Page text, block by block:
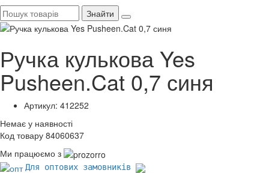
Знайти
Ручка кулькова Yes
Pusheen.Cat 0,7 синя
Артикул: 412252
Немає у наявності
Код товару 84060637
Ми працюємо з
Для оптових замовників